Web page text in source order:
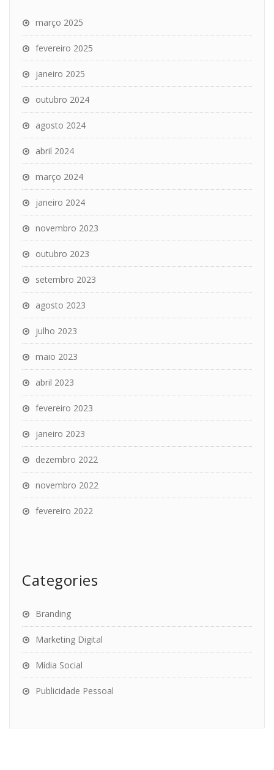
março 2025
fevereiro 2025
janeiro 2025
outubro 2024
agosto 2024
abril 2024
março 2024
janeiro 2024
novembro 2023
outubro 2023
setembro 2023
agosto 2023
julho 2023
maio 2023
abril 2023
fevereiro 2023
janeiro 2023
dezembro 2022
novembro 2022
fevereiro 2022
Categories
Branding
Marketing Digital
Mídia Social
Publicidade Pessoal